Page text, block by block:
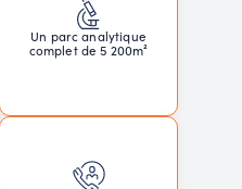
Un parc analytique
complet de 5 200m²